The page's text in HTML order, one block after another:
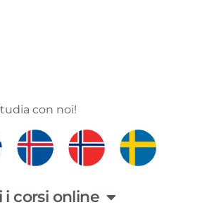
con noi!
i corsi online